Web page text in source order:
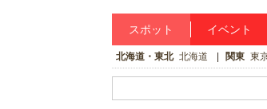
スポット イベント
北海道・東北 北海道 関東 東